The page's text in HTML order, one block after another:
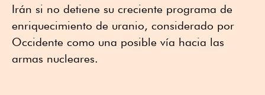
Irán si no detiene su creciente programa de
enriquecimiento de uranio, considerado por
Occidente como una posible vía hacia las
armas nucleares.